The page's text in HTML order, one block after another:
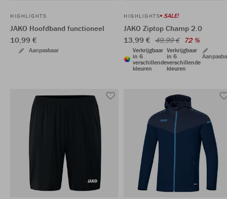
HIGHLIGHTS
JAKO Hoofdband functioneel
10,99 €
Aanpasbaar
HIGHLIGHTS SALE!
JAKO Ziptop Champ 2.0
13,99 € 49,99 € 72 %
Verkrijgbaar
in 6
verschillende
kleuren
Verkrijgbaar
in 6
verschillende
kleuren